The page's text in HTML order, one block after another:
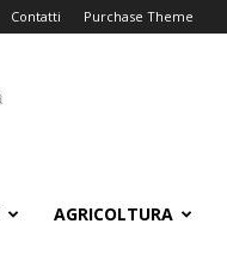
Contatti Purchase Theme
AGRICOLTURA